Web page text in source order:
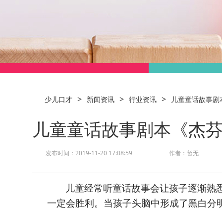
少儿口才 > 新闻资讯 > 行业资讯 > 儿童童话故事
儿童童话故事剧本《杰
发布时间：2019-11-20 17:08:59 作者：暂无
儿童经常听童话故事会让孩子逐渐熟
一定会胜利。当孩子头脑中形成了黑白